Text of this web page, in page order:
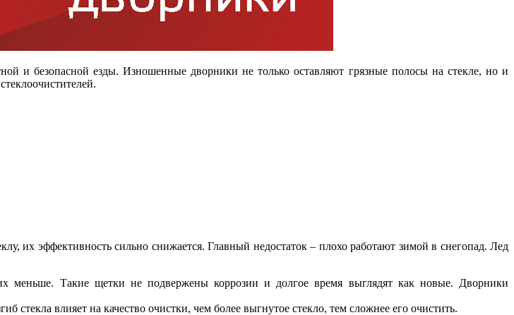
и безопасной езды. Изношенные дворники не только оставляют грязные полосы на стекле, но и
их эффективность сильно снижается. Главный недостаток – плохо работают зимой в снегопад. Лед
меньше. Такие щетки не подвержены коррозии и долгое время выглядят как новые. Дворники
влияет на качество очистки, чем более выгнутое стекло, тем сложнее его очистить.